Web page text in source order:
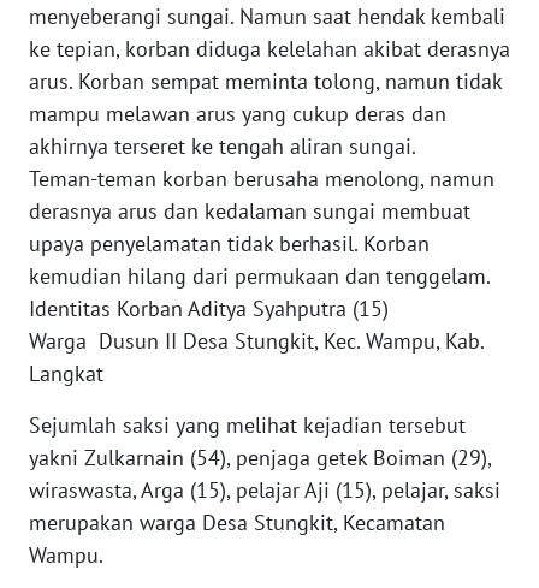
menyeberangi sungai. Namun saat hendak kembali
ke tepian, korban diduga kelelahan akibat derasnya
arus. Korban sempat meminta tolong, namun tidak
mampu melawan arus yang cukup deras dan
akhirnya terseret ke tengah aliran sungai.
Teman-teman korban berusaha menolong, namun
derasnya arus dan kedalaman sungai membuat
upaya penyelamatan tidak berhasil. Korban
kemudian hilang dari permukaan dan tenggelam.
Identitas Korban Aditya Syahputra (15)
Warga Dusun II Desa Stungkit, Kec. Wampu, Kab.
Langkat
Sejumlah saksi yang melihat kejadian tersebut
yakni Zulkarnain (54), penjaga getek Boiman (29),
wiraswasta, Arga (15), pelajar Aji (15), pelajar, saksi
merupakan warga Desa Stungkit, Kecamatan
Wampu.
WN
BABEL
WN
SUMBAR
WN
SUMSEL
BENGKULU
WN
LAMPUNG
WN
JATENG